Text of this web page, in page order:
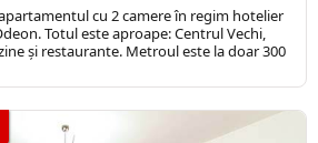
cu 2 camere în regim hotelier
Totul este aproape: Centrul Vechi,
și restaurante. Metroul este la doar 300